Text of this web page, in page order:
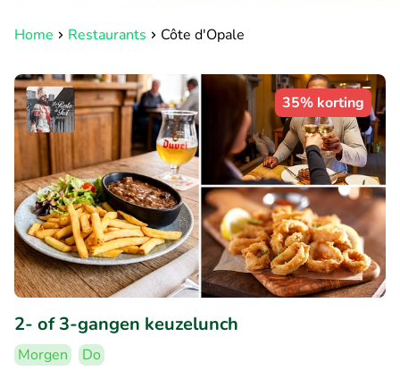
Home Restaurants Côte d'Opale
35% korting
2- of 3-gangen keuzelunch
Morgen
Do